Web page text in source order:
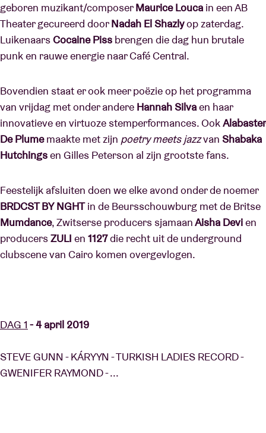
geboren muzikant/composerMaurice Loucain een AB
Theater gecureerd doorNadah El Shazlyop zaterdag.
LuikenaarsCocaine Piss brengen die dag hun brutale
punk en rauwe energie naar Café Central.
Bovendien staat er ook meer poëzie op het programma
van vrijdag met onder andere Hannah Silvaen haar
innovatieve en virtuoze stemperformances. OokAlabaster
De Plumemaakte met zijn poetry meets jazzvan Shabaka
Hutchingsen Gilles Peterson al zijn grootste fans.
Feestelijk afsluiten doen we elke avond onder de noemer
BRDCST BY NGHTin de Beursschouwburg met de Britse
Mumdance, Zwitserse producers sjamaanAisha Devien
producersZULI en 1127die recht uit de underground
clubscene van Cairo komen overgevlogen.
DAG 1 - 4 april 2019
STEVE GUNN - KÁRYYN - TURKISH LADIES RECORD -
GWENIFER RAYMOND - ...